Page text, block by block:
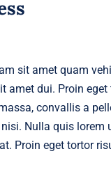
sit amet quam
amet dui. Proin eget
convallis a
Nulla quis lorem
Proin eget tortor